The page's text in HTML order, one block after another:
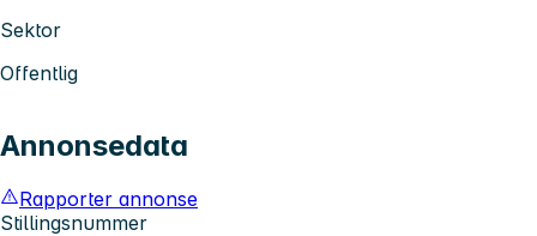
Sektor
Offentlig
Annonsedata
Rapporter annonse
Stillingsnummer